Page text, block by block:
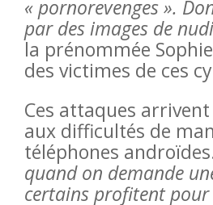
« pornorevenges ».
par des images de
la prénommée
des victimes de ces
Ces attaques
aux difficultés de
téléphones
quand on demande
certains profitent pour